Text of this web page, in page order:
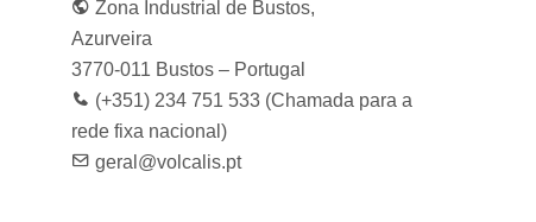
o
k
r
a
m
r
I
e
Zona Industrial de Bustos,
Azurveira
3770-011 Bustos – Portugal
(+351) 234 751 533 (Chamada para a
rede fixa nacional)
geral@volcalis.pt